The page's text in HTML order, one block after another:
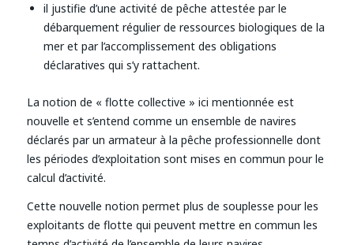
il justifie d’une activité de pêche attestée par le
débarquement régulier de ressources biologiques de la
mer et par l’accomplissement des obligations
déclaratives qui s’y rattachent.
La notion de « flotte collective » ici mentionnée est
nouvelle et s’entend comme un ensemble de navires
déclarés par un armateur à la pêche professionnelle dont
les périodes d’exploitation sont mises en commun pour le
calcul d’activité.
Cette nouvelle notion permet plus de souplesse pour les
exploitants de flotte qui peuvent mettre en commun les